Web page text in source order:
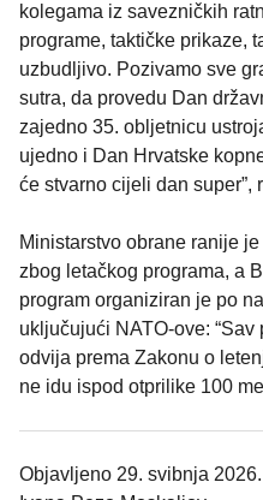
kolegama iz savezničkih
programe, taktičke prikaze,
uzbudljivo. Pozivamo sve
sutra, da provedu Dan
zajedno 35. obljetnicu
ujedno i Dan Hrvatske
će stvarno cijeli dan super”,
Ministarstvo obrane ranije
zbog letačkog programa, a
program organiziran je po
uključujući NATO-ove:
odvija prema Zakonu o
ne idu ispod otprilike 100
Objavljeno 29. svibnja 2026.